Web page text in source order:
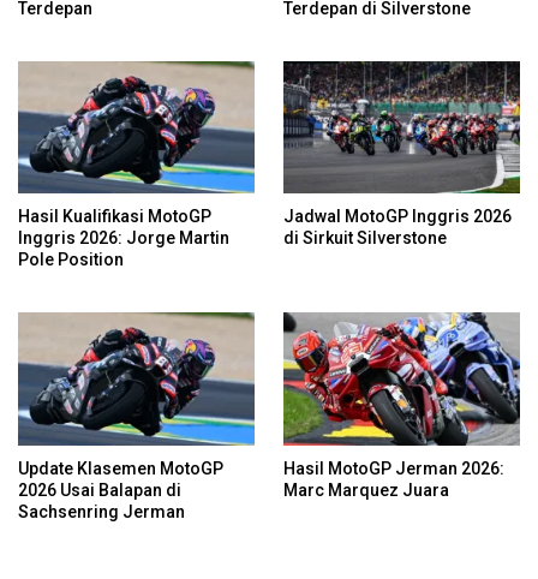
Terdepan Terdepan di Silverstone
Hasil Kualifikasi MotoGP
Inggris 2026: Jorge Martin
Pole Position
Jadwal MotoGP Inggris 2026
di Sirkuit Silverstone
Update Klasemen MotoGP
2026 Usai Balapan di
Sachsenring Jerman
Hasil MotoGP Jerman 2026:
Marc Marquez Juara